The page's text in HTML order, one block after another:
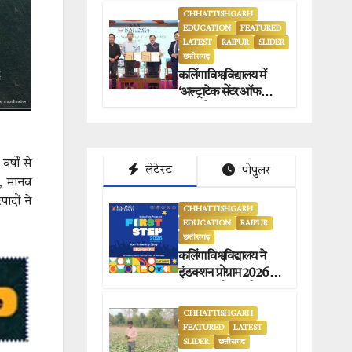
से
मानव
ने
CHHATTISHGARH
EDUCATION
FEATURED
LATEST
RAIPUR
SLIDER
छत्तीसगढ़
कलिंगा विश्वविद्यालय में
‘अल्ट्राटेक सेंटर ऑफ
लेटेस्ट पोपुलर
CHHATTISHGARH
EDUCATION
RAIPUR
छत्तीसगढ़
कलिंगा विश्वविद्यालय ने
इंडक्शन प्रोग्राम 2026 का
किया.
CHHATTISHGARH
FEATURED
LATEST
SLIDER
छत्तीसगढ़